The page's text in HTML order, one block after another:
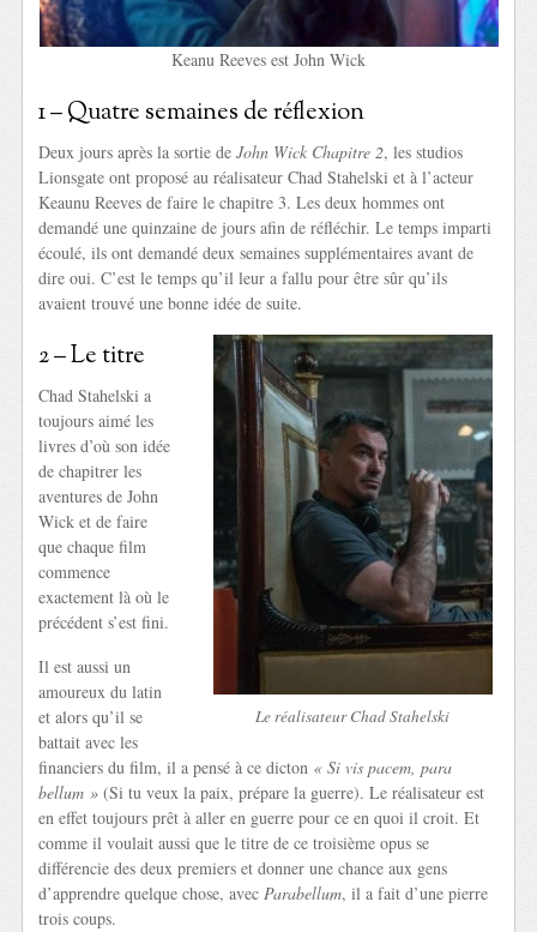
Keanu Reeves est John Wick
1 – Quatre semaines de réflexion
Deux jours après la sortie deJohn Wick Chapitre 2, les studios
Lionsgate ont proposé au réalisateur Chad Stahelski et à l’acteur
Keaunu Reeves de faire le chapitre 3. Les deux hommes ont
demandé une quinzaine de jours afin de réfléchir. Le temps imparti
écoulé, ils ont demandé deux semaines supplémentaires avant de
dire oui. C’est le temps qu’il leur a fallu pour être sûr qu’ils
avaient trouvé une bonne idée de suite.
Le réalisateur Chad Stahelski
2 – Le titre
Chad Stahelski a
toujours aimé les
livres d’où son idée
de chapitrer les
aventures de John
Wick et de faire
que chaque film
commence
exactement là où le
précédent s’est fini.
Il est aussi un
amoureux du latin
et alors qu’il se
battait avec les
financiers du film, il a pensé à ce dicton « Si vis pacem, para
bellum » (Si tu veux la paix, prépare la guerre). Le réalisateur est
en effet toujours prêt à aller en guerre pour ce en quoi il croit. Et
comme il voulait aussi que le titre de ce troisième opus se
différencie des deux premiers et donner une chance aux gens
d’apprendre quelque chose, avecParabellum, il a fait d’une pierre
trois coups.